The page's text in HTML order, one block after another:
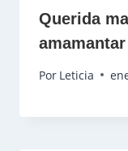
Querida
Por Leticia